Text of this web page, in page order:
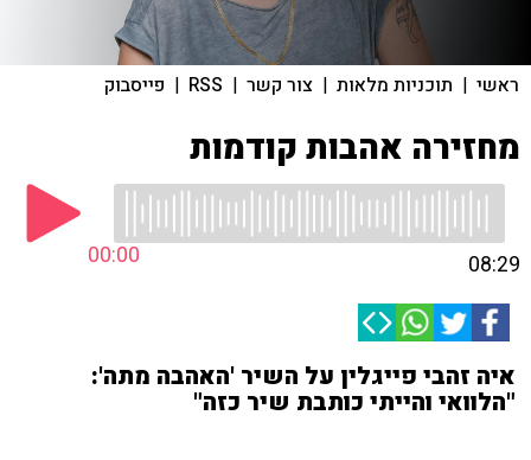
ראשי | תוכניות מלאות | צור קשר |
RSS
| פייסבוק
מחזירה אהבות קודמות
00:00 08:29
איה זהבי פייגלין על השיר 'האהבה מתה':
"הלוואי והייתי כותבת שיר כזה"